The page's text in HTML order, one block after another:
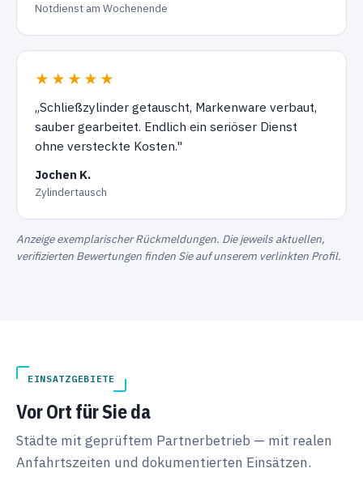
Notdienst am Wochenende
★★★★★
„Schließzylinder getauscht, Markenware verbaut,
sauber gearbeitet. Endlich ein seriöser Dienst
ohne versteckte Kosten."
Jochen K.
Zylindertausch
Anzeige exemplarischer Rückmeldungen. Die jeweils aktuellen,
verifizierten Bewertungen finden Sie auf unserem verlinkten Profil.
EINSATZGEBIETE
Vor Ort für Sie da
Städte mit geprüftem Partnerbetrieb — mit realen
Anfahrtszeiten und dokumentierten Einsätzen.